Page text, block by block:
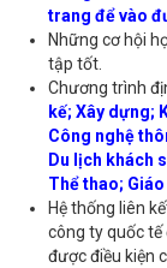
trang để vào
Những cơ hội
tập tốt.
Chương trình
kế; Xây dựng;
Công nghệ
Du lịch khách
Thể thao;
Hệ thống liên
công ty quốc tế
được điều kiện